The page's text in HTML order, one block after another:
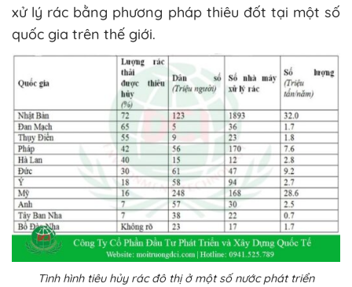
xử lý rác bằng phương pháp thiêu đốt tại một số
quốc gia trên thế giới.
Tình hình tiêu hủy rác đô thị ở một số nước phát triển